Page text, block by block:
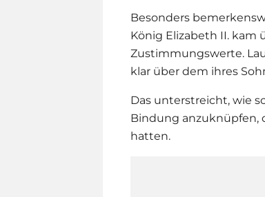
Besonders
König Elizabeth II. kam
Zustimmungswerte.
klar über dem ihres
Das unterstreicht, wie
Bindung anzuknüpfen,
hatten.